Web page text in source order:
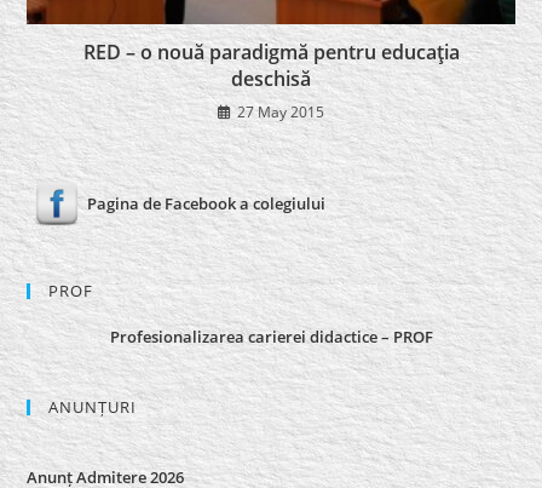
RED – o nouă paradigmă pentru educaţia
deschisă
27 May 2015
Pagina de Facebook a colegiului
PROF
Profesionalizarea carierei didactice – PROF
ANUNȚURI
Anunț Admitere 2026